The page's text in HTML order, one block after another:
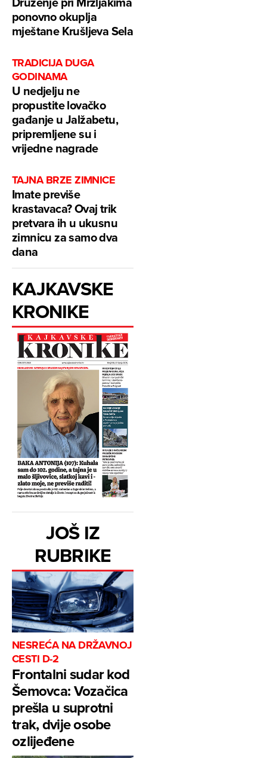
ponovno okuplja
mještane Krušljeva Sela
TRADICIJA DUGA
GODINAMA
U nedjelju ne
propustite lovačko
gađanje u Jalžabetu,
pripremljene su i
vrijedne nagrade
TAJNA BRZE ZIMNICE
Imate previše
krastavaca? Ovaj trik
pretvara ih u ukusnu
zimnicu za samo dva
dana
KAJKAVSKE
KRONIKE
JOŠ IZ
RUBRIKE
NESREĆA NA DRŽAVNOJ
CESTI D-2
Frontalni sudar kod
Šemovca: Vozačica
prešla u suprotni
trak, dvije osobe
ozlijeđene